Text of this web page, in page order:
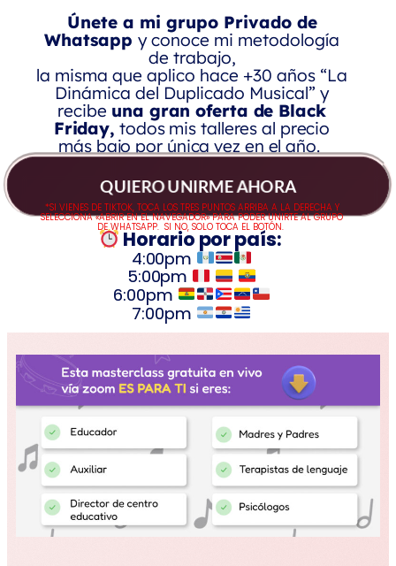
Únete a mi grupo Privado de
Whatsapp y conoce mi metodología
de trabajo,
la misma que aplico hace +30 años “La
Dinámica del Duplicado Musical” y
recibe una gran oferta de Black
Friday, todos mis talleres al precio
más bajo por única vez en el año.
QUIERO UNIRME AHORA
*SI VIENES DE TIKTOK, TOCA LOS TRES PUNTOS ARRIBA A LA DERECHA Y
SELECCIONA «ABRIR EN EL NAVEGADOR» PARA PODER UNIRTE AL GRUPO
DE WHATSAPP. SI NO, SOLO TOCA EL BOTÓN.
Horario por país:
4:00pm
5:00pm
6:00pm
7:00pm